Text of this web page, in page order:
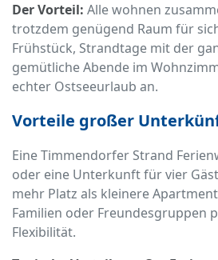
Der Vorteil: Alle wohnen
trotzdem genügend Raum für
Frühstück, Strandtage mit der
gemütliche Abende im
echter Ostseeurlaub an.
Vorteile großer
Eine Timmendorfer Strand
oder eine Unterkunft für vier
mehr Platz als kleinere
Familien oder Freundesgruppen
Flexibilität.